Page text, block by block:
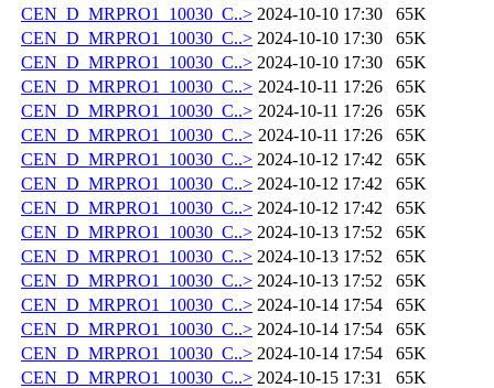
CEN_D_MRPRO1_10030_C..> 2024-10-10 17:30
65K
CEN_D_MRPRO1_10030_C..> 2024-10-10 17:30
65K
CEN_D_MRPRO1_10030_C..> 2024-10-10 17:30
65K
CEN_D_MRPRO1_10030_C..> 2024-10-11 17:26
65K
CEN_D_MRPRO1_10030_C..> 2024-10-11 17:26
65K
CEN_D_MRPRO1_10030_C..> 2024-10-11 17:26
65K
CEN_D_MRPRO1_10030_C..> 2024-10-12 17:42
65K
CEN_D_MRPRO1_10030_C..> 2024-10-12 17:42
65K
CEN_D_MRPRO1_10030_C..> 2024-10-12 17:42
65K
CEN_D_MRPRO1_10030_C..> 2024-10-13 17:52
65K
CEN_D_MRPRO1_10030_C..> 2024-10-13 17:52
65K
CEN_D_MRPRO1_10030_C..> 2024-10-13 17:52
65K
CEN_D_MRPRO1_10030_C..> 2024-10-14 17:54
65K
CEN_D_MRPRO1_10030_C..> 2024-10-14 17:54
65K
CEN_D_MRPRO1_10030_C..> 2024-10-14 17:54
65K
CEN_D_MRPRO1_10030_C..> 2024-10-15 17:31
65K